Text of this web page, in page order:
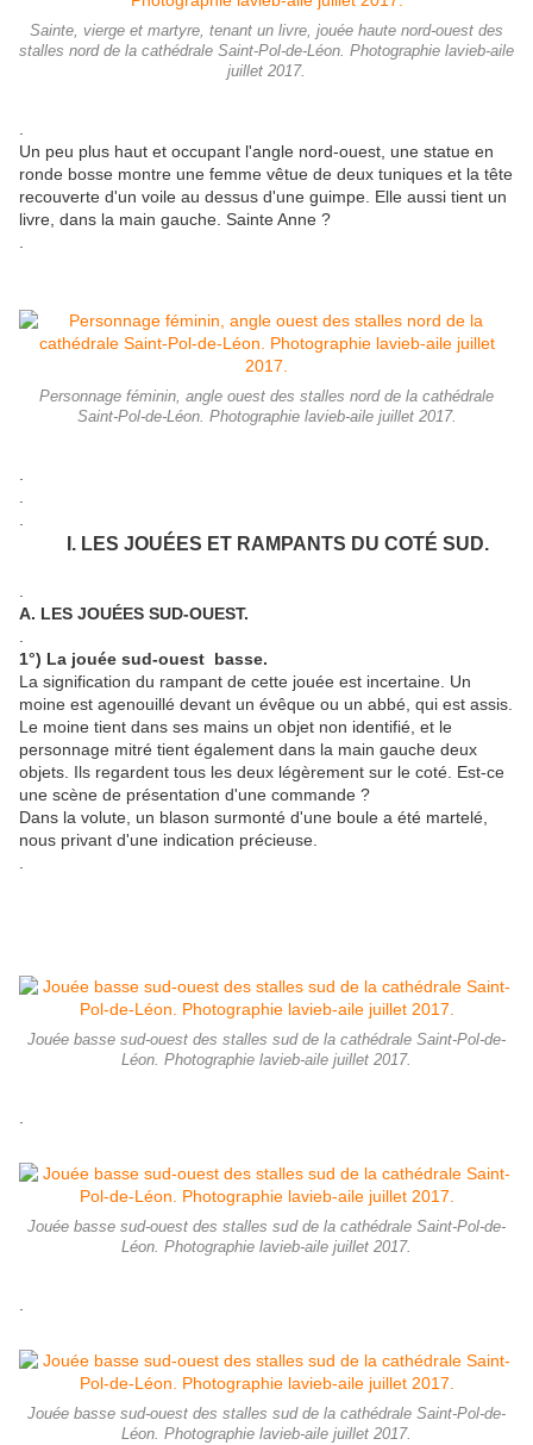
Sainte, vierge et martyre, tenant un livre, jouée haute nord-ouest des
stalles nord de la cathédrale Saint-Pol-de-Léon. Photographie lavieb-aile
juillet 2017.
.
Un peu plus haut et occupant l'angle nord-ouest, une statue en
ronde bosse montre une femme vêtue de deux tuniques et la tête
recouverte d'un voile au dessus d'une guimpe. Elle aussi tient un
livre, dans la main gauche. Sainte Anne ?
.
Personnage féminin, angle ouest des stalles nord de la cathédrale
Saint-Pol-de-Léon. Photographie lavieb-aile juillet 2017.
.
.
.
I. LES JOUÉES ET RAMPANTS DU COTÉ SUD.
.
A. LES JOUÉES SUD-OUEST.
.
1°) La jouée sud-ouest basse.
La signification du rampant de cette jouée est incertaine. Un
moine est agenouillé devant un évêque ou un abbé, qui est assis.
Le moine tient dans ses mains un objet non identifié, et le
personnage mitré tient également dans la main gauche deux
objets. Ils regardent tous les deux légèrement sur le coté. Est-ce
une scène de présentation d'une commande ?
Dans la volute, un blason surmonté d'une boule a été martelé,
nous privant d'une indication précieuse.
.
Jouée basse sud-ouest des stalles sud de la cathédrale Saint-Pol-de-
Léon. Photographie lavieb-aile juillet 2017.
.
Jouée basse sud-ouest des stalles sud de la cathédrale Saint-Pol-de-
Léon. Photographie lavieb-aile juillet 2017.
.
Jouée basse sud-ouest des stalles sud de la cathédrale Saint-Pol-de-
Léon. Photographie lavieb-aile juillet 2017.